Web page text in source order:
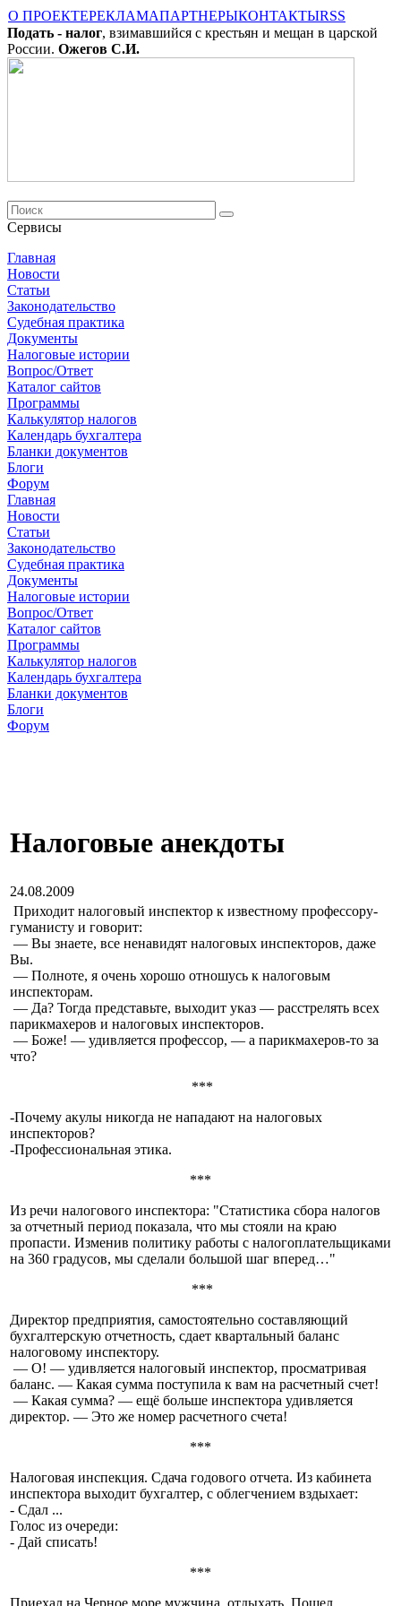
О ПРОЕКТЕРЕКЛАМАПАРТНЕРЫКОНТАКТЫRSS
Подать - налог, взимавшийся с крестьян и мещан в царской
России. Ожегов С.И.
Сервисы
Главная
Новости
Cтатьи
Законодательство
Судебная практика
Документы
Налоговые истории
Вопрос/Ответ
Каталог сайтов
Программы
Калькулятор налогов
Календарь бухгалтера
Бланки документов
Блоги
Форум
Главная
Новости
Cтатьи
Законодательство
Судебная практика
Документы
Налоговые истории
Вопрос/Ответ
Каталог сайтов
Программы
Калькулятор налогов
Календарь бухгалтера
Бланки документов
Блоги
Форум
Налоговые анекдоты
24.08.2009
Приходит налоговый инспектор к известному профессору-
гуманисту и говорит:
— Вы знаете, все ненавидят налоговых инспекторов, даже
Вы.
— Полноте, я очень хорошо отношусь к налоговым
инспекторам.
— Да? Тогда представьте, выходит указ — расстрелять всех
парикмахеров и налоговых инспекторов.
— Боже! — удивляется профессор, — а парикмахеров-то за
что?
***
-Почему акулы никогда не нападают на налоговых
инспекторов?
-Профессиональная этика.
***
Из речи налогового инспектора: "Статистика сбора налогов
за отчетный период показала, что мы стояли на краю
пропасти. Изменив политику работы с налогоплательщиками
на 360 градусов, мы сделали большой шаг вперед…"
***
Директор предприятия, самостоятельно составляющий
бухгалтерскую отчетность, сдает квартальный баланс
налоговому инспектору.
— О! — удивляется налоговый инспектор, просматривая
баланс. — Какая сумма поступила к вам на расчетный счет!
— Какая сумма? — ещё больше инспектора удивляется
директор. — Это же номер расчетного счета!
***
Налоговая инспекция. Сдача годового отчета. Из кабинета
инспектора выходит бухгалтер, с облегчением вздыхает:
- Сдал ...
Голос из очереди:
- Дай списать!
***
Приехал на Черное море мужчина, отдыхать. Пошел